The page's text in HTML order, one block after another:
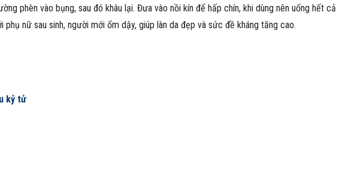
phèn vào bụng, sau đó khâu lại. Đưa vào nồi kín để hấp chín, khi dùng nên uống hết cả
nữ sau sinh, người mới ốm dậy, giúp làn da đẹp và sức đề kháng tăng cao.
kỷ tử